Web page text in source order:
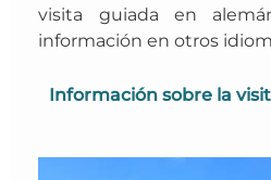
visita guiada en
información en otros
Información sobre la